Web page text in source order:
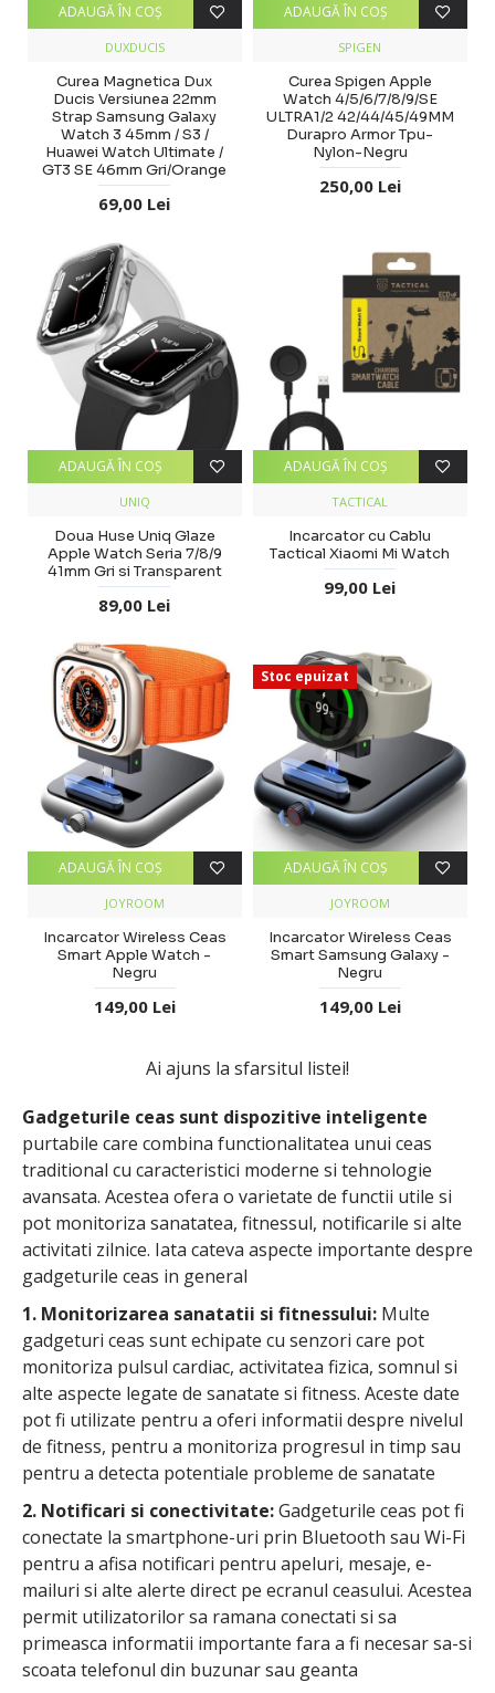
Gadgeturile ceas sunt dispozitive inteligente
purtabile care combina functionalitatea unui ceas
traditional cu caracteristici moderne si tehnologie
avansata. Acestea ofera o varietate de functii utile si
pot monitoriza sanatatea, fitnessul, notificarile si alte
activitati zilnice. Iata cateva aspecte importante despre
gadgeturile ceas in general
1. Monitorizarea sanatatii si fitnessului: Multe
gadgeturi ceas sunt echipate cu senzori care pot
monitoriza pulsul cardiac, activitatea fizica, somnul si
alte aspecte legate de sanatate si fitness. Aceste date
pot fi utilizate pentru a oferi informatii despre nivelul
de fitness, pentru a monitoriza progresul in timp sau
pentru a detecta potentiale probleme de sanatate
2. Notificari si conectivitate:Gadgeturile ceas pot fi
conectate la smartphone-uri prin Bluetooth sau Wi-Fi
pentru a afisa notificari pentru apeluri, mesaje, e-
mailuri si alte alerte direct pe ecranul ceasului. Acestea
permit utilizatorilor sa ramana conectati si sa
primeasca informatii importante fara a fi necesar sa-si
scoata telefonul din buzunar sau geanta
DUXDUCIS
Curea Magnetica Dux
Ducis Versiunea 22mm
Strap Samsung Galaxy
Watch 3 45mm / S3 /
Huawei Watch Ultimate /
GT3 SE 46mm Gri/Orange
69,00 Lei
ADAUGĂ ÎN COŞ
SPIGEN
Curea Spigen Apple
Watch 4/5/6/7/8/9/SE
ULTRA1/2 42/44/45/49MM
Durapro Armor Tpu-
Nylon-Negru
250,00 Lei
ADAUGĂ ÎN COŞ
UNIQ
Doua Huse Uniq Glaze
Apple Watch Seria 7/8/9
41mm Gri si Transparent
89,00 Lei
ADAUGĂ ÎN COŞ
TACTICAL
Incarcator cu Cablu
Tactical Xiaomi Mi Watch
99,00 Lei
ADAUGĂ ÎN COŞ
JOYROOM
Incarcator Wireless Ceas
Smart Apple Watch -
Negru
149,00 Lei
ADAUGĂ ÎN COŞ
Stoc epuizat
JOYROOM
Incarcator Wireless Ceas
Smart Samsung Galaxy -
Negru
149,00 Lei
ADAUGĂ ÎN COŞ
Ai ajuns la sfarsitul listei!